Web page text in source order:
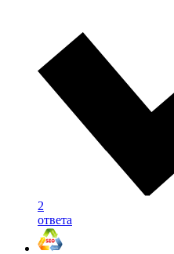
2
ответа